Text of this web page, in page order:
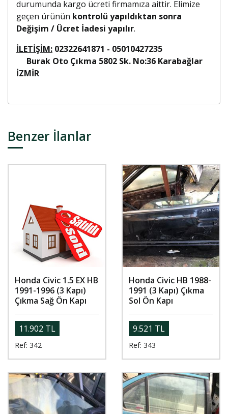
durumunda kargo ücreti firmamıza aittir. Elimize
geçen ürünün kontrolü yapıldıktan sonra
Değişim / Ücret İadesi yapılır.
İLETİŞİM: 02322641871 - 05010427235
Burak Oto Çıkma 5802 Sk. No:36 Karabağlar
İZMİR
Benzer İlanlar
Honda Civic 1.5 EX HB
1991-1996 (3 Kapı)
Çıkma Sağ Ön Kapı
11.902 TL
Ref: 342
Honda Civic HB 1988-
1991 (3 Kapı) Çıkma
Sol Ön Kapı
9.521 TL
Ref: 343